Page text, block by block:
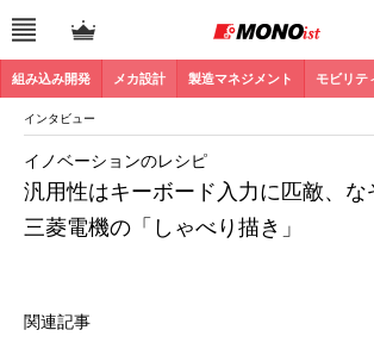
組み込み開発 メカ設計 製造マネジメント モビリテ
インタビュー
汎用性はキーボード入力に匹敵、な
三菱電機の「しゃべり描き」
イノベーションのレシピ
関連記事